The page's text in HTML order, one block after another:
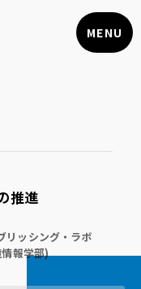
MENU
推進
リッシング・ラボ
報学部)